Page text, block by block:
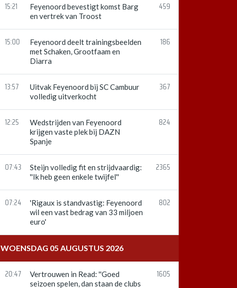
15:21
Feyenoord bevestigt komst Barg
en vertrek van Troost
459
15:00
Feyenoord deelt trainingsbeelden
met Schaken, Grootfaam en
Diarra
186
13:57
Uitvak Feyenoord bij SC Cambuur
volledig uitverkocht
367
12:25
Wedstrijden van Feyenoord
krijgen vaste plek bij DAZN
Spanje
824
07:43
Steijn volledig fit en strijdvaardig:
''Ik heb geen enkele twijfel''
2365
07:24
'Rigaux is standvastig: Feyenoord
wil een vast bedrag van 33 miljoen
euro'
802
WOENSDAG 05 AUGUSTUS 2026
20:47
Vertrouwen in Read: ''Goed
seizoen spelen, dan staan de clubs
1605